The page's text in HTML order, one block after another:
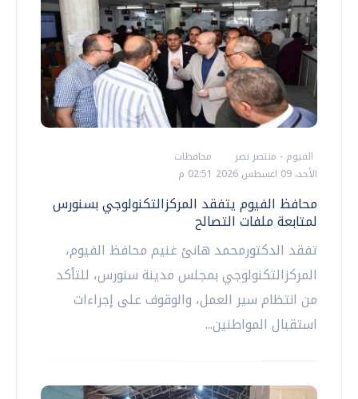
الفيوم - منتصر نصر
محافظات
الأحد، 09 اغسطس 2026 02:51 م
محافظ الفيوم يتفقد المركزالتكنولوجي بسنورس
لمتابعة ملفات التصالح
تفقد الدكتورمحمد هانئ غنيم محافظ الفيوم،
المركزالتكنولوجي بمجلس مدينة سنورس، للتأكد
من انتظام سير العمل، والوقوف على إجراءات
استقبال المواطنين...